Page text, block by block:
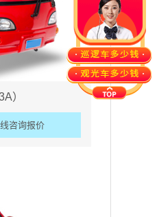
）
咨询报价